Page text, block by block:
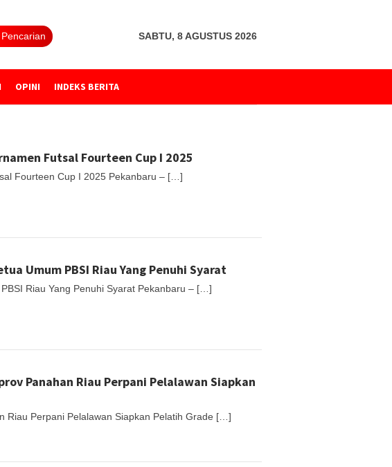
Pencarian SABTU, 8 AGUSTUS 2026
OPINI INDEKS BERITA
Futsal Fourteen Cup I 2025
Fourteen Cup I 2025 Pekanbaru – […]
Umum PBSI Riau Yang Penuhi Syarat
Riau Yang Penuhi Syarat Pekanbaru – […]
Panahan Riau Perpani Pelalawan Siapkan
Riau Perpani Pelalawan Siapkan Pelatih Grade […]